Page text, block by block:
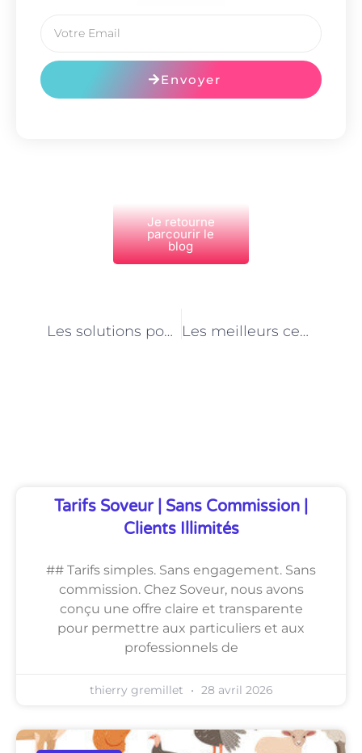
Envoyer
Je retourne
parcourir le
blog
Les solutions pour minimiser l’impact environnemental du métier de conducteur d’engin à Paris Les meilleurs centres de médecine douce à Paris
Tarifs Soveur | Sans Commission |
Clients Illimités
## Tarifs simples. Sans engagement. Sans
commission. Chez Soveur, nous avons
conçu une offre claire et transparente
pour permettre aux particuliers et aux
professionnels de
thierry gremillet 28 avril 2026